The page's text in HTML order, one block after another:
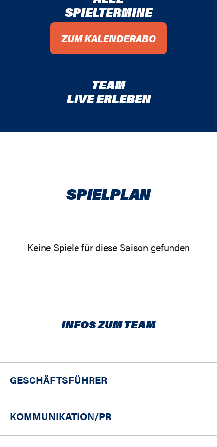
SPIELTERMINE
ZUM KALENDERABO
TEAM
LIVE ERLEBEN
SPIELPLAN
Keine Spiele für diese Saison gefunden
INFOS ZUM TEAM
GESCHÄFTSFÜHRER
KOMMUNIKATION/PR